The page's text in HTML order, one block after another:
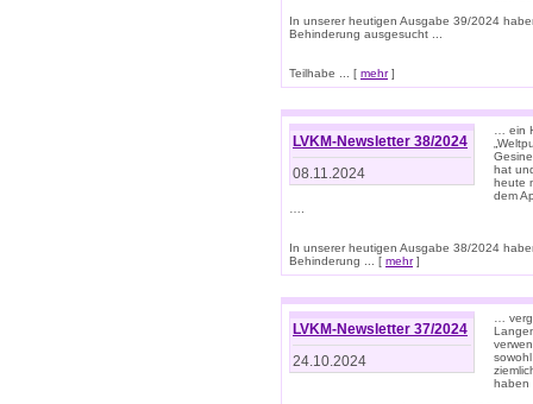
In unserer heutigen Ausgabe 39/2024
Behinderung ausgesucht ...
Teilhabe ... [ mehr]
LVKM-Newsletter 38/2024
08.11.2024
… ein
hat
heute
dem
In unserer heutigen Ausgabe 38/2024
Behinderung ... [ mehr]
LVKM-Newsletter 37/2024
24.10.2024
…